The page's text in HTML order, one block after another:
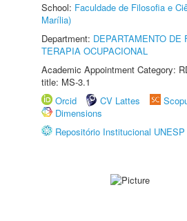
School: Faculdade de Filosofia e
Marília)
Department: DEPARTAMENTO DE
TERAPIA OCUPACIONAL
Academic Appointment Category:
title: MS-3.1
Orcid
CV Lattes
Dimensions
Repositório Institucional UNESP